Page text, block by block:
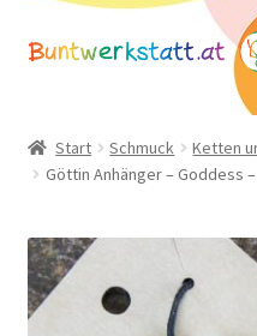
Zur
Zum
Mein Konto
Warenkorb
Basteltipps
Start Schmuck Ketten
Göttin Anhänger – Goddess